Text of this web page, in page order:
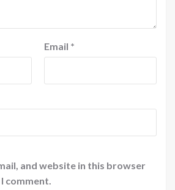
Email *
and website in this browser
comment.